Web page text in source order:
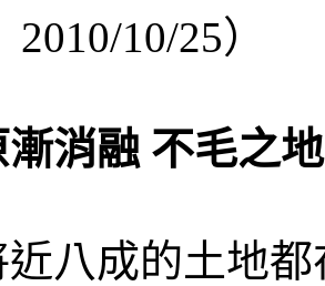
10/25）
消融 不毛之
八成的土地